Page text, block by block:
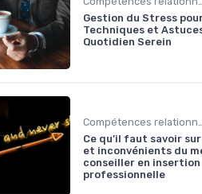
Gestion du Stress
Techniques et
Quotidien Serein
Ce qu’il faut savoir
et inconvénients du
conseiller en insertion
professionnelle